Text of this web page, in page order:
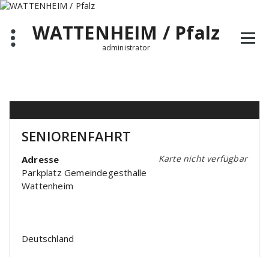
Zum
springenWATTENHEIM / Pfalz
administrator
SENIORENFAHRT
Karte nicht verfügbar
Adresse
Parkplatz Gemeindegesthalle
Wattenheim
Deutschland